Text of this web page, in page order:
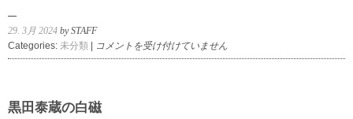
29. 3月 2024 by STAFF
Categories: 未分類
藤
井
の
コメントを受け付けていません
黒田泰蔵の白磁